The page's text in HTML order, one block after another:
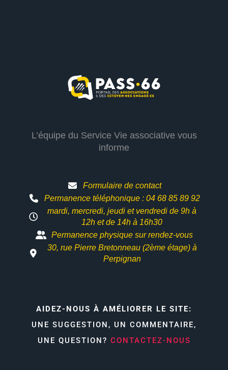
L’équipe du Service Vie associative vous
informe
Formulaire de contact
Permanence téléphonique : 04 68 85 89 92
mardi, mercredi, jeudi et vendredi de 9h à
12h etde 14h à 16h30
Permanence physique sur rendez-vous
30, rue Pierre Bretonneau (2ème étage) à
Perpignan
AIDEZ-NOUS À AMÉLIORER LE SITE:
UNE SUGGESTION, UN COMMENTAIRE,
UNE QUESTION? CONTACTEZ-NOUS